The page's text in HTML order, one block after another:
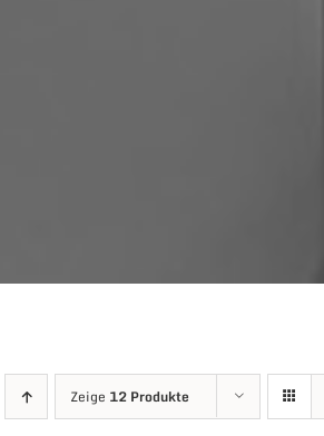
Zeige 12 Produkte